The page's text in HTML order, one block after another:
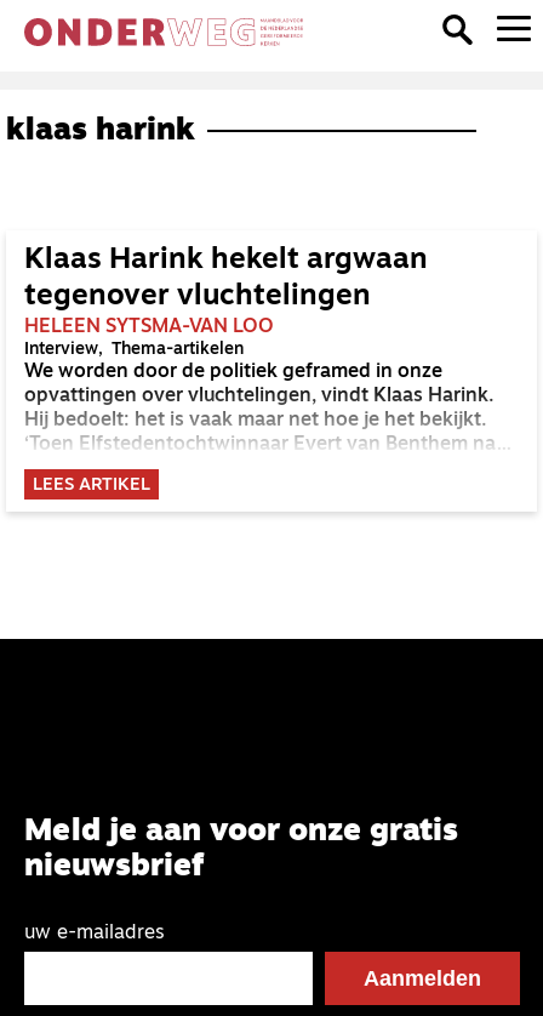
klaas harink
Klaas Harink hekelt argwaan
tegenover vluchtelingen
HELEEN SYTSMA-VAN LOO
Interview Thema-artikelen
We worden door de politiek geframed in onze
opvattingen over vluchtelingen, vindt Klaas Harink.
Hij bedoelt: het is vaak maar net hoe je het bekijkt.
‘Toen Elfstedentochtwinnaar Evert van Benthem naar
Canada emigreerde, gaf iedereen hem groot gelijk:
een ruim en rijk land met betere
toekomstmogelijkheden voor zijn boerenbedrijf en
LEES ARTIKEL
Meld je aan voor onze gratis
nieuwsbrief
uw e-mailadres